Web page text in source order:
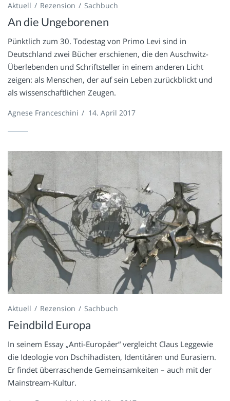
Aktuell Rezension Sachbuch
An die Ungeborenen
Pünktlich zum 30. Todestag von Primo Levi sind in
Deutschland zwei Bücher erschienen, die den Auschwitz-
Überlebenden und Schriftsteller in einem anderen Licht
zeigen: als Menschen, der auf sein Leben zurückblickt und
als wissenschaftlichen Zeugen.
Agnese Franceschini / 14. April 2017
Aktuell Rezension Sachbuch
Feindbild Europa
In seinem Essay „Anti-Europäer“ vergleicht Claus Leggewie
die Ideologie von Dschihadisten, Identitären und Eurasiern.
Er findet überraschende Gemeinsamkeiten – auch mit der
Mainstream-Kultur.